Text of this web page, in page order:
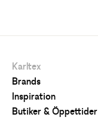
Karltex
Brands
Inspiration
Butiker & Öppettider